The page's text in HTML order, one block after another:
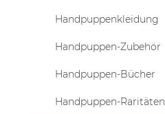
Handpuppenkleidung
Handpuppen-Zubehör
Handpuppen-Bücher
Handpuppen-Raritäten